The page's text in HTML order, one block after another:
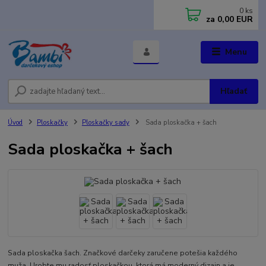
Menu
Hľadať
0 ks
za 0,00 EUR
Úvod Ploskačky Ploskačky sady Sada ploskačka + šach
Sada ploskačka + šach
Sada ploskačka šach. Značkové darčeky zaručene potešia každého